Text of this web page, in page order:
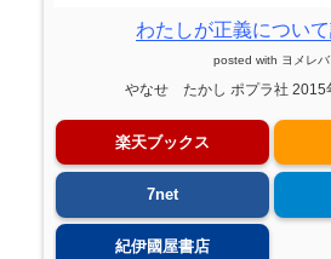
わたしが正義につい
posted with ヨメレバ
やなせ たかし ポプラ社 2015
楽天ブックス
7net
紀伊國屋書店